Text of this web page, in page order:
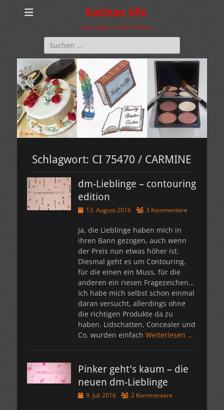
Kathas life
Das Leben in allen Farben
Suchen
nach:
Schlagwort: CI 75470 / CARMINE
dm-Lieblinge – contouring
edition
Veröffentlicht
13. August 2016 3 Kommentare
Ja, die Lieblinge haben mich in
ihren Bann gezogen, auch wenn
der Preis nun etwas höher ist.
Diesmal geht es um Contouring,
für die einen ein Muss, für die
anderen ein riesen Fragezeichen…
Ich habe mich selbst schon einmal
daran versucht, allerdings ohne
die richtigen Produkte da zu
haben. Lidschatten, Concealer und
Co. wurden einfach Weiterlesen …
Pinker geht’s kaum – die
neuen dm-Lieblinge
Veröffentlicht
9. Juli 2016 2 Kommentare